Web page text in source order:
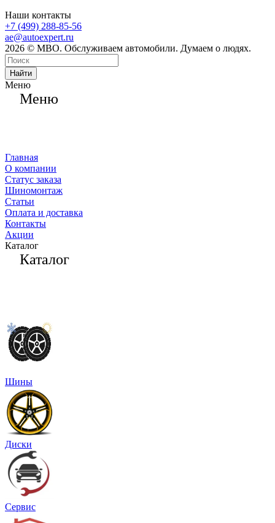
Наши контакты
+7 (499) 288-85-56
ae@autoexpert.ru
2026 © МВО. Обслуживаем автомобили. Думаем о людях.
Найти
Меню
Меню
Главная
О компании
Статус заказа
Шиномонтаж
Статьи
Оплата и доставка
Контакты
Акции
Каталог
Каталог
Шины
Диски
Сервис